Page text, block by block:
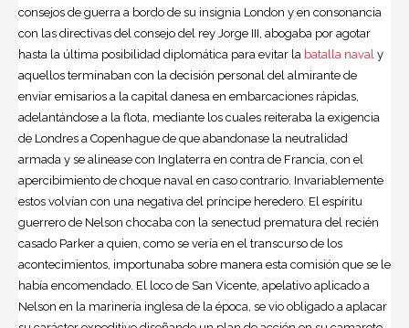
consejos de guerra a bordo de su insignia London y en consonancia
con las directivas del consejo del rey Jorge III, abogaba por agotar
hasta la última posibilidad diplomática para evitar la batalla naval y
aquellos terminaban con la decisión personal del almirante de
enviar emisarios a la capital danesa en embarcaciones rápidas,
adelantándose a la flota, mediante los cuales reiteraba la exigencia
de Londres a Copenhague de que abandonase la neutralidad
armada y se alinease con Inglaterra en contra de Francia, con el
apercibimiento de choque naval en caso contrario. Invariablemente
estos volvían con una negativa del príncipe heredero. El espíritu
guerrero de Nelson chocaba con la senectud prematura del recién
casado Parker a quien, como se vería en el transcurso de los
acontecimientos, importunaba sobre manera esta comisión que se le
había encomendado. El loco de San Vicente, apelativo aplicado a
Nelson en la marinería inglesa de la época, se vio obligado a aplacar